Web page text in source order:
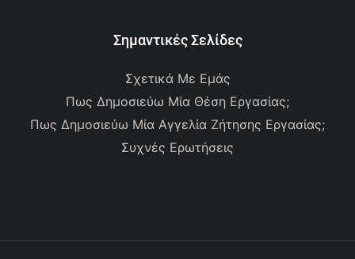
Σημαντικές Σελίδες
Σχετικά Με Εμάς
Πως Δημοσιεύω Μία Θέση Εργασίας;
Πως Δημοσιεύω Μία Αγγελία Ζήτησης Εργασίας;
Συχνές Ερωτήσεις